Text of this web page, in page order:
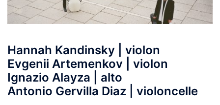
Hannah Kandinsky | violon
Evgenii Artemenkov | violon
Ignazio Alayza | alto
Antonio Gervilla Diaz | violoncelle